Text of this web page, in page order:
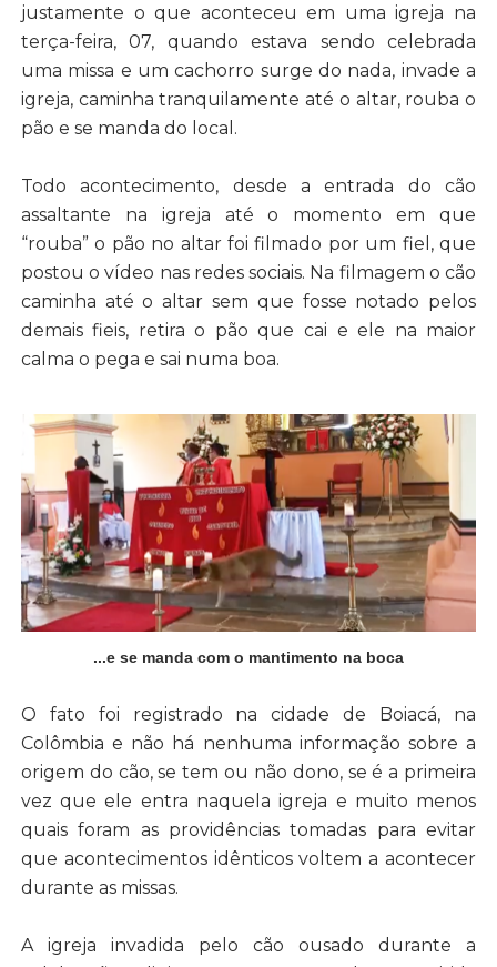
justamente o que aconteceu em uma igreja na
terça-feira, 07, quando estava sendo celebrada
uma missa e um cachorro surge do nada, invade a
igreja, caminha tranquilamente até o altar, rouba o
pão e se manda do local.
Todo acontecimento, desde a entrada do cão
assaltante na igreja até o momento em que
“rouba” o pão no altar foi filmado por um fiel, que
postou o vídeo nas redes sociais. Na filmagem o cão
caminha até o altar sem que fosse notado pelos
demais fieis, retira o pão que cai e ele na maior
calma o pega e sai numa boa.
...e se manda com o mantimento na boca
O fato foi registrado na cidade de Boiacá, na
Colômbia e não há nenhuma informação sobre a
origem do cão, se tem ou não dono, se é a primeira
vez que ele entra naquela igreja e muito menos
quais foram as providências tomadas para evitar
que acontecimentos idênticos voltem a acontecer
durante as missas.
A igreja invadida pelo cão ousado durante a